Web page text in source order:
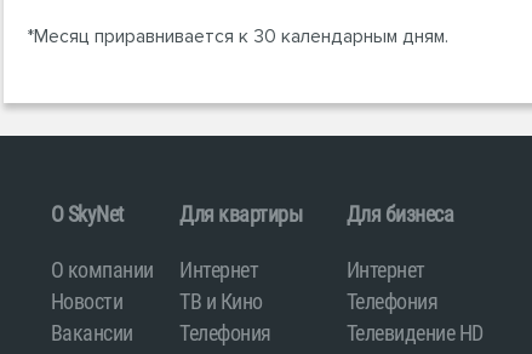
*Месяц приравнивается к 30 календарным дням.
O SkyNet
О компании
Новости
Вакансии
Для квартиры
Интернет
ТВ и Кино
Телефония
Для бизнеса
Интернет
Телефония
Телевидение HD